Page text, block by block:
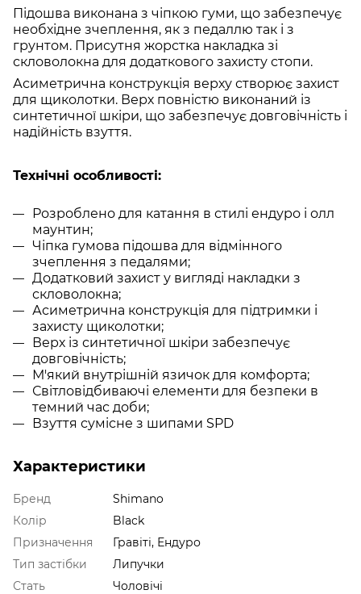
Підошва виконана з чіпкою гуми, що забезпечує
необхідне зчеплення, як з педаллю так і з
грунтом. Присутня жорстка накладка зі
скловолокна для додаткового захисту стопи.
Асиметрична конструкція верху створює захист
для щиколотки. Верх повністю виконаний із
синтетичної шкіри, що забезпечує довговічність і
надійність взуття.
Технічні особливості:
Розроблено для катання в стилі ендуро і олл
маунтин;
Чіпка гумова підошва для відмінного
зчеплення з педалями;
Додатковий захист у вигляді накладки з
скловолокна;
Асиметрична конструкція для підтримки і
захисту щиколотки;
Верх із синтетичної шкіри забезпечує
довговічність;
М'який внутрішній язичок для комфорта;
Світловідбиваючі елементи для безпеки в
темний час доби;
Взуття сумісне з шипами SPD
Характеристики
Бренд
Shimano
Колір
Black
Призначення
Гравіті, Ендуро
Тип застібки
Липучки
Стать
Чоловічі